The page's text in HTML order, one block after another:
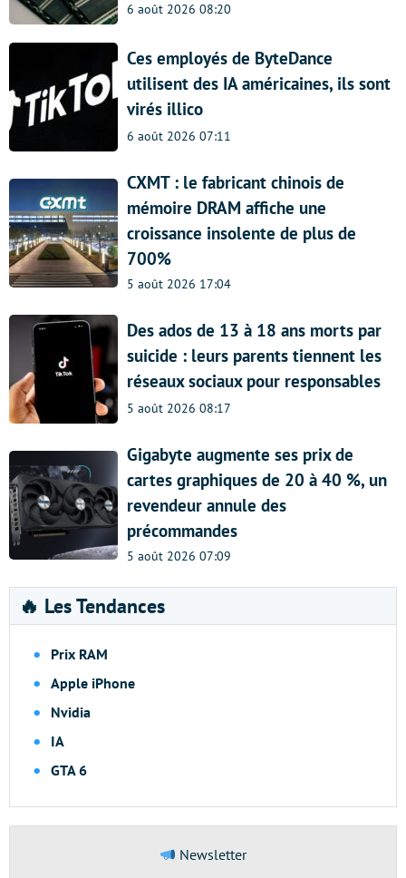
6 août 2026 08:20
Ces employés de ByteDance
utilisent des IA américaines, ils sont
virés illico
6 août 2026 07:11
CXMT : le fabricant chinois de
mémoire DRAM affiche une
croissance insolente de plus de
700%
5 août 2026 17:04
Des ados de 13 à 18 ans morts par
suicide : leurs parents tiennent les
réseaux sociaux pour responsables
5 août 2026 08:17
Gigabyte augmente ses prix de
cartes graphiques de 20 à 40 %, un
revendeur annule des
précommandes
5 août 2026 07:09
🔥 Les Tendances
Prix RAM
Apple iPhone
Nvidia
IA
GTA 6
Newsletter